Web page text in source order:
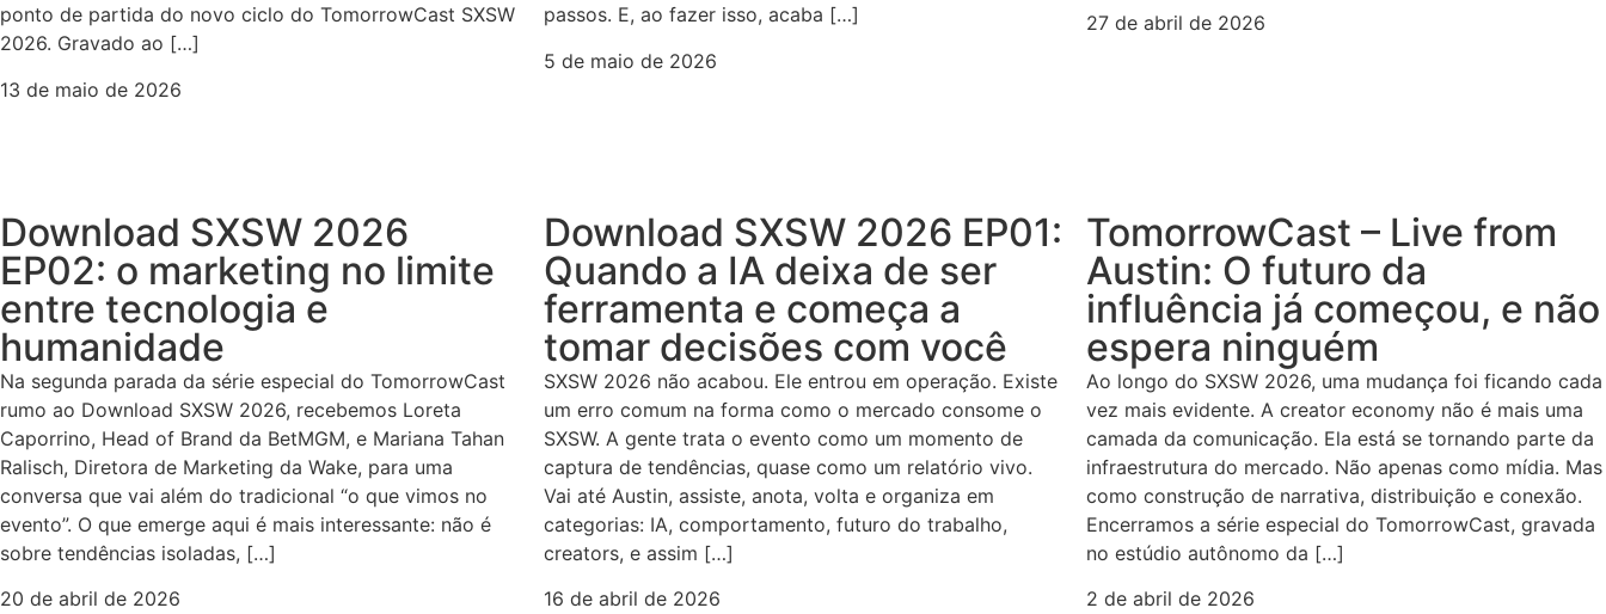
ponto de partida do novo ciclo do TomorrowCast SXSW
2026. Gravado ao […]
13 de maio de 2026
passos. E, ao fazer isso, acaba […]
5 de maio de 2026
27 de abril de 2026
Download SXSW 2026
EP02: o marketing no limite
entre tecnologia e
humanidade
Na segunda parada da série especial do TomorrowCast
rumo ao Download SXSW 2026, recebemos Loreta
Caporrino, Head of Brand da BetMGM, e Mariana Tahan
Ralisch, Diretora de Marketing da Wake, para uma
conversa que vai além do tradicional “o que vimos no
evento”. O que emerge aqui é mais interessante: não é
sobre tendências isoladas, […]
20 de abril de 2026
Download SXSW 2026 EP01:
Quando a IA deixa de ser
ferramenta e começa a
tomar decisões com você
SXSW 2026 não acabou. Ele entrou em operação. Existe
um erro comum na forma como o mercado consome o
SXSW. A gente trata o evento como um momento de
captura de tendências, quase como um relatório vivo.
Vai até Austin, assiste, anota, volta e organiza em
categorias: IA, comportamento, futuro do trabalho,
creators, e assim […]
16 de abril de 2026
TomorrowCast – Live from
Austin: O futuro da
influência já começou, e não
espera ninguém
Ao longo do SXSW 2026, uma mudança foi ficando cada
vez mais evidente. A creator economy não é mais uma
camada da comunicação. Ela está se tornando parte da
infraestrutura do mercado. Não apenas como mídia. Mas
como construção de narrativa, distribuição e conexão.
Encerramos a série especial do TomorrowCast, gravada
no estúdio autônomo da […]
2 de abril de 2026